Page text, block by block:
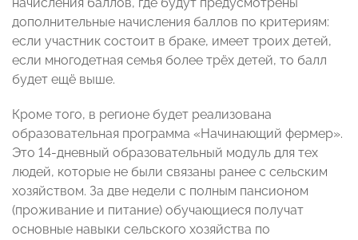
дополнительные начисления баллов по критериям:
если участник состоит в браке, имеет троих детей,
если многодетная семья более трёх детей, то балл
будет ещё выше. ⠀
Кроме того, в регионе будет реализована
образовательная программа «Начинающий фермер».
Это 14-дневный образовательный модуль для тех
людей, которые не были связаны ранее с сельским
хозяйством. За две недели с полным пансионом
(проживание и питание) обучающиеся получат
основные навыки сельского хозяйства по